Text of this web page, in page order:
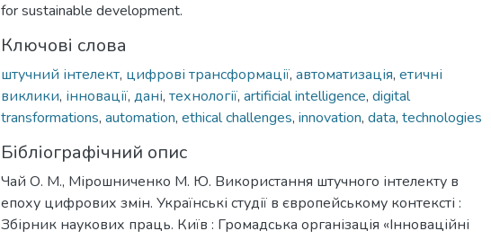
for sustainable development.
Ключові слова
штучний інтелект, цифрові трансформації, автоматизація, етичні
виклики, інновації, дані, технології, artificial intelligence, digital
transformations, automation, ethical challenges, innovation, data, technologies
Бібліографічний опис
Чай О. М., Мірошниченко М. Ю. Використання штучного інтелекту в
епоху цифрових змін. Українські студії в європейському контексті :
Збірник наукових праць. Київ : Громадська організація «Інноваційні